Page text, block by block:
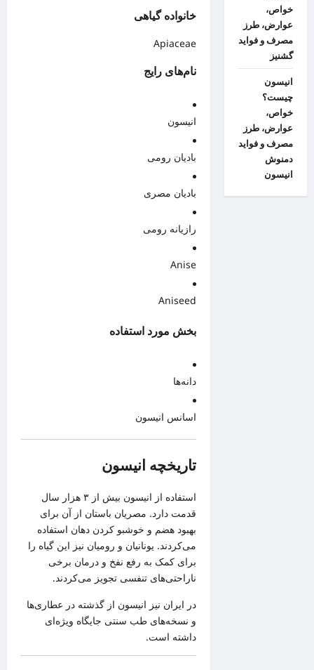
خانواده گیاهی
Apiaceae
نام‌های رایج
انیسون
بادیان رومی
بادیان مصری
رازیانه رومی
Anise
Aniseed
بخش مورد استفاده
دانه‌ها
اسانس انیسون
تاریخچه انیسون
استفاده از انیسون بیش از ۳ هزار سال
قدمت دارد. مصریان باستان از آن برای
بهبود هضم و خوشبو کردن دهان استفاده
می‌کردند. یونانیان و رومیان نیز این گیاه را
برای کمک به رفع نفخ و درمان برخی
ناراحتی‌های تنفسی تجویز می‌کردند.
در ایران نیز انیسون از گذشته در عطاری‌ها
و نسخه‌های طب سنتی جایگاه ویژه‌ای
داشته است.
خواص،
عوارض، طرز
مصرف و فواید
گشنیز
انیسون
چیست؟
خواص،
عوارض، طرز
مصرف و فواید
دمنوش
انیسون